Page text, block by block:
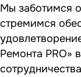
Мы заботимся
стремимся
Ремонта PRO»